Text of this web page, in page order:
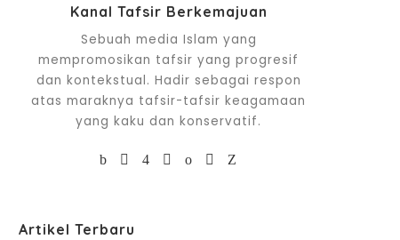
Kanal Tafsir Berkemajuan
Sebuah media Islam yang
mempromosikan tafsir yang progresif
dan kontekstual. Hadir sebagai respon
atas maraknya tafsir-tafsir keagamaan
yang kaku dan konservatif.
Artikel Terbaru